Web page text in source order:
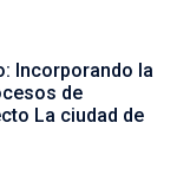
Incorporando la
de
La ciudad de